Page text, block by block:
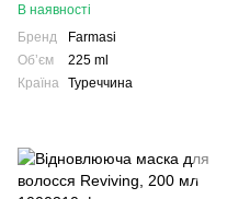
В наявності
Бренд
Farmasi
Обʼєм
225 ml
Країна
Туреччина